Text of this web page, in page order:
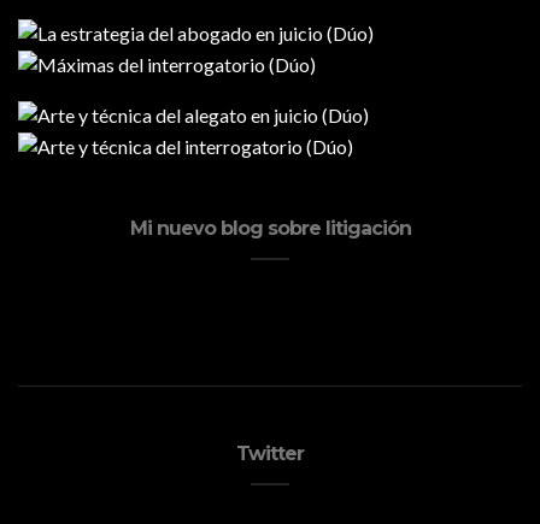
Mi nuevo blog sobre litigación
Twitter